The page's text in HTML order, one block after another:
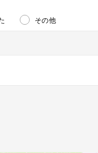
その他